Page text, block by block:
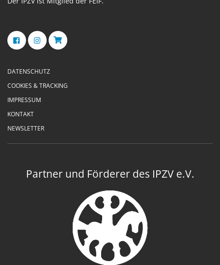
DATENSCHUTZ
COOKIES & TRACKING
IMPRESSUM
KONTAKT
NEWSLETTER
Partner und Förderer des IPZV e.V.